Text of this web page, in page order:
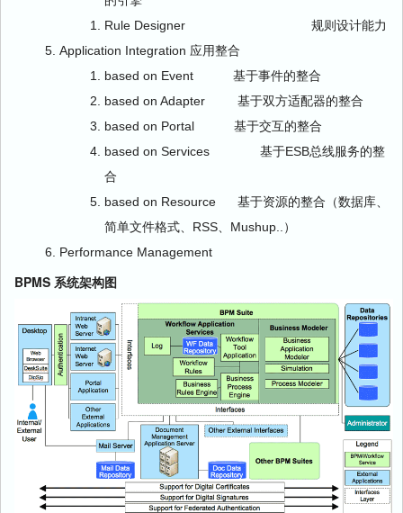
Rule Designer 规则设计能力
Application Integration 应用整合
based on Event 基于事件的整合
based on Adapter 基于双方适配器的整合
based on Portal 基于交互的整合
based on Services 基于ESB总线服务的整
合
based on Resource 基于资源的整合（数据库、
简单文件格式、RSS、Mushup..）
Performance Management
BPMS 系统架构图